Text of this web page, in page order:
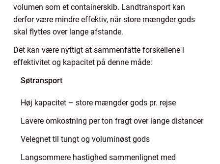
volumen som et containerskib. Landtransport kan
derfor være mindre effektiv, når store mængder gods
skal flyttes over lange afstande.
Det kan være nyttigt at sammenfatte forskellene i
effektivitet og kapacitet på denne måde:
Søtransport
Høj kapacitet – store mængder gods pr. rejse
Lavere omkostning per ton fragt over lange distancer
Velegnet til tungt og voluminøst gods
Langsommere hastighed sammenlignet med